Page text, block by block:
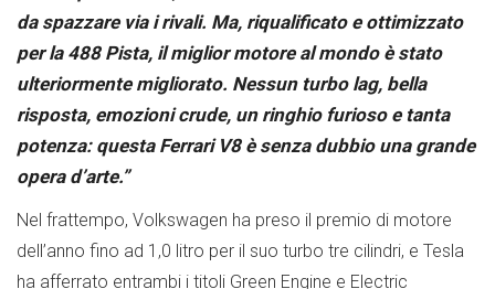
da spazzare via i rivali. Ma, riqualificato e ottimizzato
per la 488 Pista, il miglior motore al mondo è stato
ulteriormente migliorato. Nessun turbo lag, bella
risposta, emozioni crude, un ringhio furioso e tanta
potenza: questa Ferrari V8 è senza dubbio una grande
opera d’arte.”
Nel frattempo, Volkswagen ha preso il premio di motore
dell’anno fino ad 1,0 litro per il suo turbo tre cilindri, e Tesla
ha afferrato entrambi i titoli Green Engine e Electric